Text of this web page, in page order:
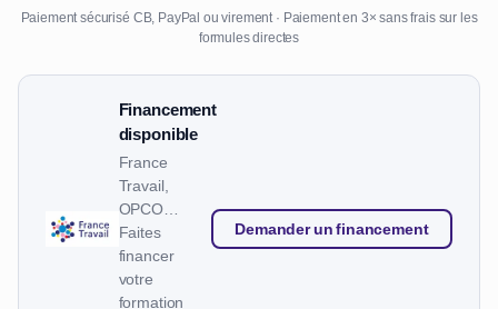
Paiement sécurisé CB, PayPal ou virement · Paiement en 3× sans frais sur les
formules directes
Financement
disponible
France
Travail,
OPCO…
Faites
financer
votre
formation
Demander un financement